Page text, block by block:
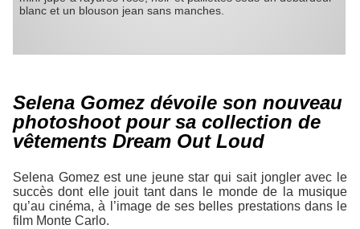
blanc et un blouson jean sans manches.
Selena Gomez dévoile son nouveau
photoshoot pour sa collection de
vêtements Dream Out Loud
Selena Gomez est une jeune star qui sait jongler avec le
succès dont elle jouit tant dans le monde de la musique
qu’au cinéma, à l’image de ses belles prestations dans le
film Monte Carlo.